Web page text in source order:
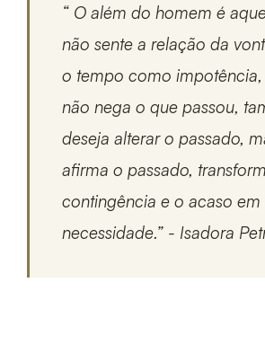
“ O além do homem é
não sente a relação da
o tempo como
não nega o que passou,
deseja alterar o passado,
afirma o passado,
contingência e o acaso em
necessidade.” - Isadora